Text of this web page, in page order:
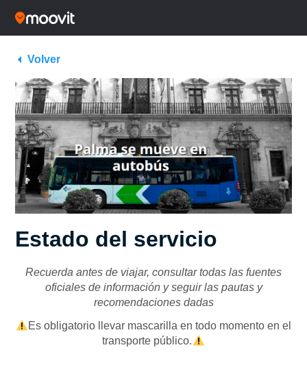
Volver
Estado del servicio
Recuerda antes de viajar, consultar todas las fuentes
oficiales de información y seguir las pautas y
recomendaciones dadas
Es obligatorio llevar mascarilla en todo momento en el
transporte público.